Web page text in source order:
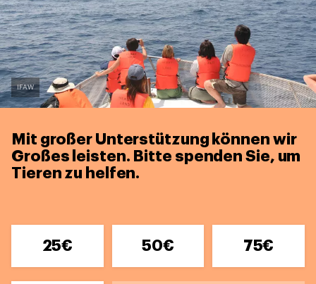
IFAW
Mit großer Unterstützung können wir
Großes leisten. Bitte spenden Sie, um
Tieren zu helfen.
25€ 50€ 75€